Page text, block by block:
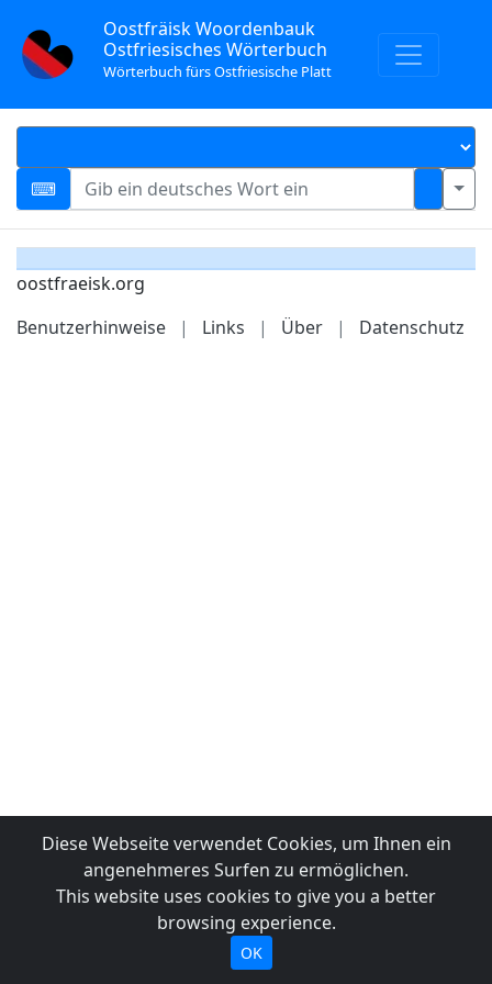
Oostfräisk Woordenbauk
Ostfriesisches Wörterbuch
Wörterbuch fürs Ostfriesische Platt
oostfraeisk.org
Benutzerhinweise
| Links | Über | Datenschutz
Diese Webseite verwendet Cookies, um Ihnen ein
angenehmeres Surfen zu ermöglichen.
This website uses cookies to give you a better
browsing experience.
OK